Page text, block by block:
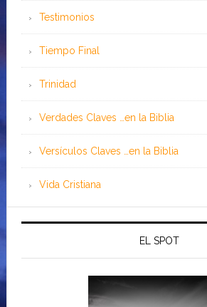
Testimonios
Tiempo Final
Trinidad
Verdades Claves …en la Biblia
Versículos Claves …en la Biblia
Vida Cristiana
EL SPOT